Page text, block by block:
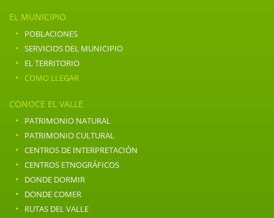
EL MUNICIPIO
· POBLACIONES
· SERVICIOS DEL MUNICIPIO
· EL TERRITORIO
· COMO LLEGAR
CONOCE EL VALLE
· PATRIMONIO NATURAL
· PATRIMONIO CULTURAL
· CENTROS DE INTERPRETACIÓN
· CENTROS ETNOGRÁFICOS
· DONDE DORMIR
· DONDE COMER
· RUTAS DEL VALLE